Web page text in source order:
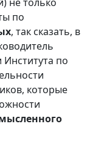
не только
по
, так сказать, в
Института по
которые